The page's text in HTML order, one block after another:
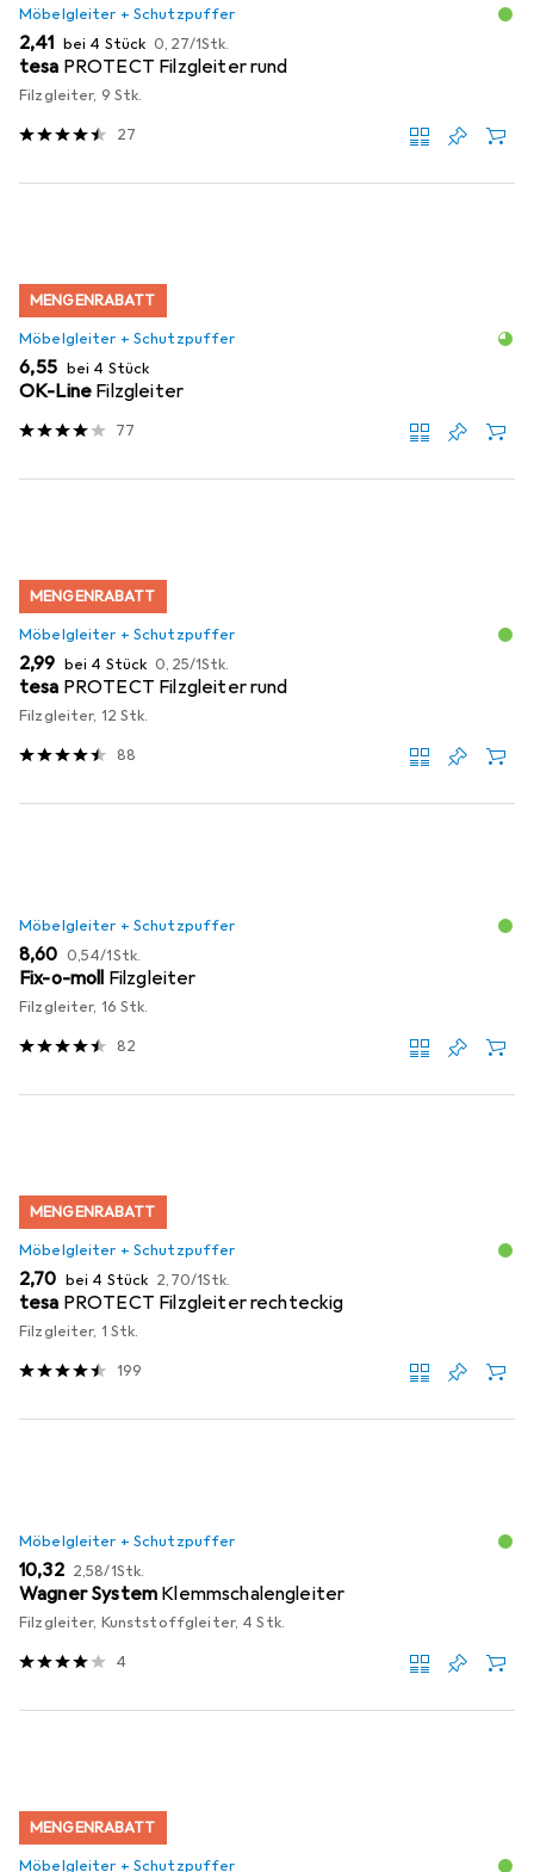
Möbelgleiter + Schutzpuffer
EUR
2,41 bei 4 Stück EUR
0,27/1Stk.
tesa PROTECT Filzgleiter rund
Filzgleiter, 9 Stk.
27
MENGENRABATT
Möbelgleiter + Schutzpuffer
EUR
6,55 bei 4 Stück
OK-Line Filzgleiter
77
MENGENRABATT
Möbelgleiter + Schutzpuffer
EUR
2,99 bei 4 Stück EUR
0,25/1Stk.
tesa PROTECT Filzgleiter rund
Filzgleiter, 12 Stk.
88
Möbelgleiter + Schutzpuffer
EUR
8,60 EUR
0,54/1Stk.
Fix-o-moll Filzgleiter
Filzgleiter, 16 Stk.
82
MENGENRABATT
Möbelgleiter + Schutzpuffer
EUR
2,70 bei 4 Stück EUR
2,70/1Stk.
tesa PROTECT Filzgleiter rechteckig
Filzgleiter, 1 Stk.
199
Möbelgleiter + Schutzpuffer
EUR
10,32 EUR
2,58/1Stk.
Wagner System Klemmschalengleiter
Filzgleiter, Kunststoffgleiter, 4 Stk.
4
MENGENRABATT
Möbelgleiter + Schutzpuffer